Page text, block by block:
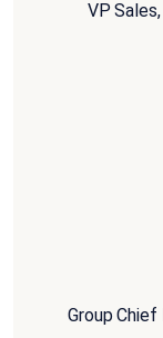
VP
Group